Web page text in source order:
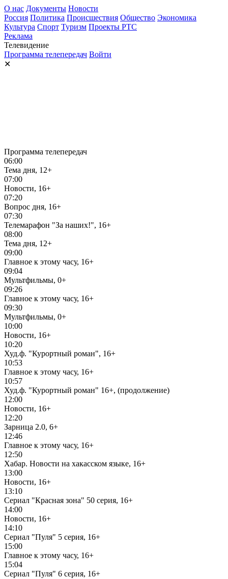
О нас Документы Новости
Россия Политика Происшествия Общество Экономика
Культура Спорт Туризм Проекты РТС
Реклама
Телевидение
Программа телепередач Войти
✕
Программа телепередач
06:00
Тема дня, 12+
07:00
Новости, 16+
07:20
Вопрос дня, 16+
07:30
Телемарафон "За наших!", 16+
08:00
Тема дня, 12+
09:00
Главное к этому часу, 16+
09:04
Мультфильмы, 0+
09:26
Главное к этому часу, 16+
09:30
Мультфильмы, 0+
10:00
Новости, 16+
10:20
Худ.ф. "Курортный роман", 16+
10:53
Главное к этому часу, 16+
10:57
Худ.ф. "Курортный роман" 16+, (продолжение)
12:00
Новости, 16+
12:20
Зарница 2.0, 6+
12:46
Главное к этому часу, 16+
12:50
Хабар. Новости на хакасском языке, 16+
13:00
Новости, 16+
13:10
Сериал "Красная зона" 50 серия, 16+
14:00
Новости, 16+
14:10
Сериал "Пуля" 5 серия, 16+
15:00
Главное к этому часу, 16+
15:04
Сериал "Пуля" 6 серия, 16+